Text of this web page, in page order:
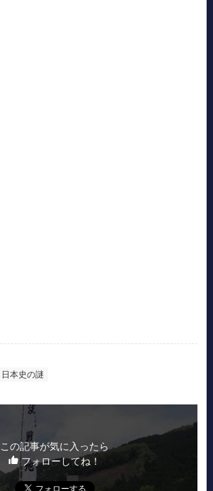
日本史の謎
この記事が気に入ったら
フォローしてね！